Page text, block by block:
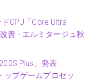
CPU「Core Ultra
善 - エルミタージュ秋
Plus」発表
プゲームプロセッ